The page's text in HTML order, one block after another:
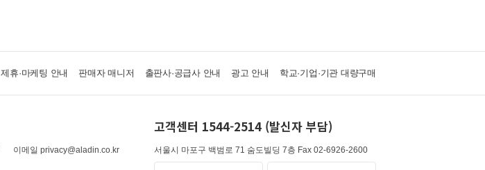
제휴·마케팅 안내 판매자 매니저 출판사·공급사 안내 광고 안내 학교·기업·기관 대량구매
이메일 privacy@aladin.co.kr
고객센터 1544-2514 (발신자 부담)
서울시 마포구 백범로 71 숨도빌딩 7층 Fax 02-6926-2600